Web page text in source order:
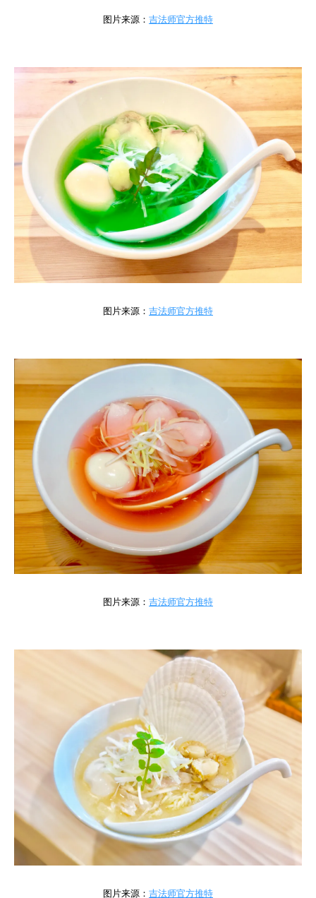
图片来源： 吉法师官方推特
图片来源： 吉法师官方推特
图片来源： 吉法师官方推特
图片来源： 吉法师官方推特